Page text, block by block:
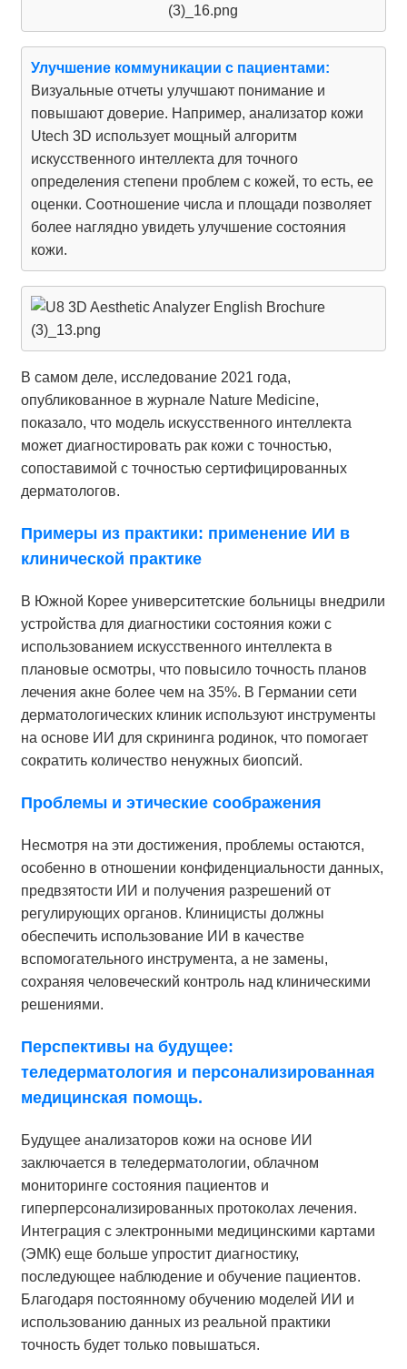
Улучшение коммуникации с пациентами:
Визуальные отчеты улучшают понимание и
повышают доверие. Например, анализатор кожи
Utech 3D использует мощный алгоритм
искусственного интеллекта для точного
определения степени проблем с кожей, то есть, ее
оценки. Соотношение числа и площади позволяет
более наглядно увидеть улучшение состояния
кожи.
В самом деле, исследование 2021 года,
опубликованное в журнале Nature Medicine,
показало, что модель искусственного интеллекта
может диагностировать рак кожи с точностью,
сопоставимой с точностью сертифицированных
дерматологов.
Примеры из практики: применение ИИ в
клинической практике
В Южной Корее университетские больницы внедрили
устройства для диагностики состояния кожи с
использованием искусственного интеллекта в
плановые осмотры, что повысило точность планов
лечения акне более чем на 35%. В Германии сети
дерматологических клиник используют инструменты
на основе ИИ для скрининга родинок, что помогает
сократить количество ненужных биопсий.
Проблемы и этические соображения
Несмотря на эти достижения, проблемы остаются,
особенно в отношении конфиденциальности данных,
предвзятости ИИ и получения разрешений от
регулирующих органов. Клиницисты должны
обеспечить использование ИИ в качестве
вспомогательного инструмента, а не замены,
сохраняя человеческий контроль над клиническими
решениями.
Перспективы на будущее:
теледерматология и персонализированная
медицинская помощь.
Будущее анализаторов кожи на основе ИИ
заключается в теледерматологии, облачном
мониторинге состояния пациентов и
гиперперсонализированных протоколах лечения.
Интеграция с электронными медицинскими картами
(ЭМК) еще больше упростит диагностику,
последующее наблюдение и обучение пациентов.
Благодаря постоянному обучению моделей ИИ и
использованию данных из реальной практики
точность будет только повышаться.